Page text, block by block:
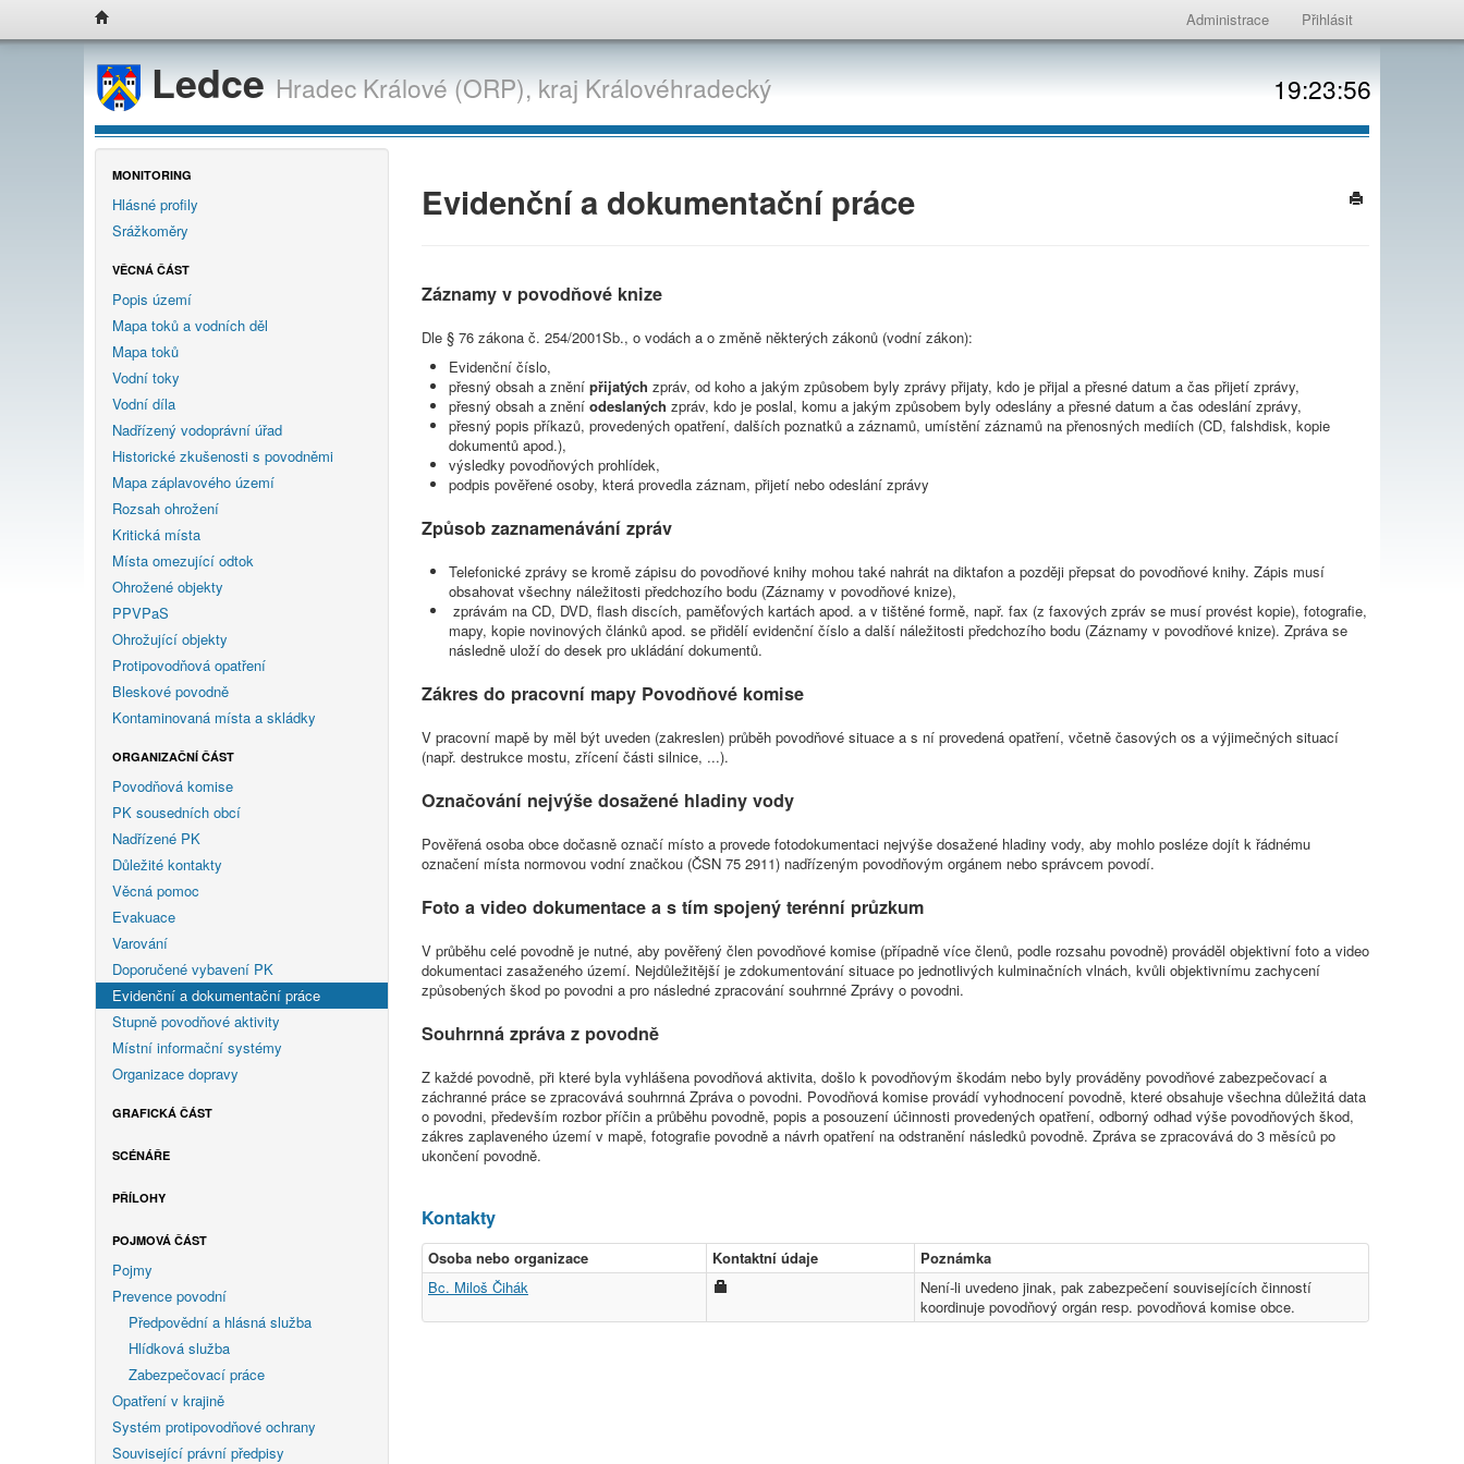
Administrace Přihlásit
LedceHradec Králové (ORP),krajKrálovéhradecký 19:23:56
MONITORING
Hlásné profily
Srážkoměry
VĚCNÁ ČÁST
Popis území
Mapa toků a vodních děl
Mapa toků
Vodní toky
Vodní díla
Nadřízený vodoprávní úřad
Historické zkušenosti s povodněmi
Mapa záplavového území
Rozsah ohrožení
Kritická místa
Místa omezující odtok
Ohrožené objekty
PPVPaS
Ohrožující objekty
Protipovodňová opatření
Bleskové povodně
Kontaminovaná místa a skládky
ORGANIZAČNÍ ČÁST
Povodňová komise
PK sousedních obcí
Nadřízené PK
Důležité kontakty
Věcná pomoc
Evakuace
Varování
Doporučené vybavení PK
Evidenční a dokumentační práce
Stupně povodňové aktivity
Místní informační systémy
Organizace dopravy
GRAFICKÁ ČÁST
SCÉNÁŘE
PŘÍLOHY
POJMOVÁ ČÁST
Pojmy
Prevence povodní
Předpovědní a hlásná služba
Hlídková služba
Zabezpečovací práce
Opatření v krajině
Systém protipovodňové ochrany
Související právní předpisy
Evidenční a dokumentační práce
Záznamy v povodňové knize
Dle § 76 zákona č. 254/2001Sb., o vodách a o změně některých zákonů (vodní zákon):
Evidenční číslo,
přesný obsah a znění přijatých zpráv, od koho a jakým způsobem byly zprávy přijaty, kdo je přijal a přesné datum a čas přijetí zprávy,
přesný obsah a znění odeslaných zpráv, kdo je poslal, komu a jakým způsobem byly odeslány a přesné datum a čas odeslání zprávy,
přesný popis příkazů, provedených opatření, dalších poznatků a záznamů, umístění záznamů na přenosných mediích (CD, falshdisk, kopie
dokumentů apod.),
výsledky povodňových prohlídek,
podpis pověřené osoby, která provedla záznam, přijetí nebo odeslání zprávy
Způsob zaznamenávání zpráv
Telefonické zprávy se kromě zápisu do povodňové knihy mohou také nahrát na diktafon a později přepsat do povodňové knihy. Zápis musí
obsahovat všechny náležitosti předchozího bodu (Záznamy v povodňové knize),
zprávám na CD, DVD, flash discích, paměťových kartách apod. a v tištěné formě, např. fax (z faxových zpráv se musí provést kopie), fotografie,
mapy, kopie novinových článků apod. se přidělí evidenční číslo a další náležitosti předchozího bodu (Záznamy v povodňové knize). Zpráva se
následně uloží do desek pro ukládání dokumentů.
Zákres do pracovní mapy Povodňové komise
V pracovní mapě by měl být uveden (zakreslen) průběh povodňové situace a s ní provedená opatření, včetně časových os a výjimečných situací
(např. destrukce mostu, zřícení části silnice, ...).
Označování nejvýše dosažené hladiny vody
Pověřená osoba obce dočasně označí místo a provede fotodokumentaci nejvýše dosažené hladiny vody, aby mohlo posléze dojít k řádnému
označení místa normovou vodní značkou (ČSN 75 2911) nadřízeným povodňovým orgánem nebo správcem povodí.
Foto a video dokumentace a s tím spojený terénní průzkum
V průběhu celé povodně je nutné, aby pověřený člen povodňové komise (případně více členů, podle rozsahu povodně) prováděl objektivní foto a video
dokumentaci zasaženého území. Nejdůležitější je zdokumentování situace po jednotlivých kulminačních vlnách, kvůli objektivnímu zachycení
způsobených škod po povodni a pro následné zpracování souhrnné Zprávy o povodni.
Souhrnná zpráva z povodně
Z každé povodně, při které byla vyhlášena povodňová aktivita, došlo k povodňovým škodám nebo byly prováděny povodňové zabezpečovací a
záchranné práce se zpracovává souhrnná Zpráva o povodni. Povodňová komise provádí vyhodnocení povodně, které obsahuje všechna důležitá data
o povodni, především rozbor příčin a průběhu povodně, popis a posouzení účinnosti provedených opatření, odborný odhad výše povodňových škod,
zákres zaplaveného území v mapě, fotografie povodně a návrh opatření na odstranění následků povodně. Zpráva se zpracovává do 3 měsíců po
ukončení povodně.
Kontakty
Osoba nebo organizace Kontaktní údaje
Poznámka
Bc. Miloš Čihák
Není-li uvedeno jinak, pak zabezpečení souvisejících činností
koordinuje povodňový orgán resp. povodňová komise obce.